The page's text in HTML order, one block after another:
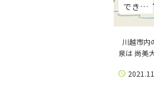
でき…
川越市内
泉は 尚美